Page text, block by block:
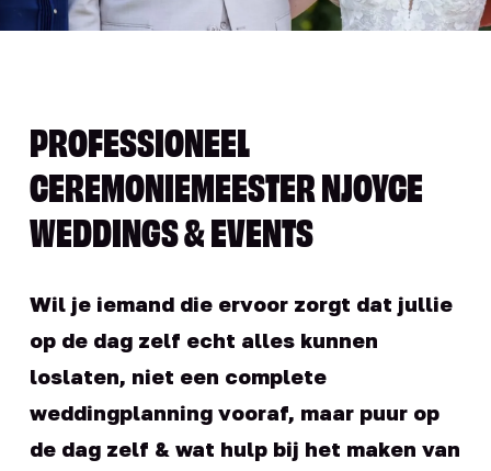
PROFESSIONEEL
CEREMONIEMEESTER NJOYCE
WEDDINGS & EVENTS
Wil je iemand die ervoor zorgt dat jullie
op de dag zelf echt alles kunnen
loslaten, niet een complete
weddingplanning vooraf, maar puur op
de dag zelf & wat hulp bij het maken van